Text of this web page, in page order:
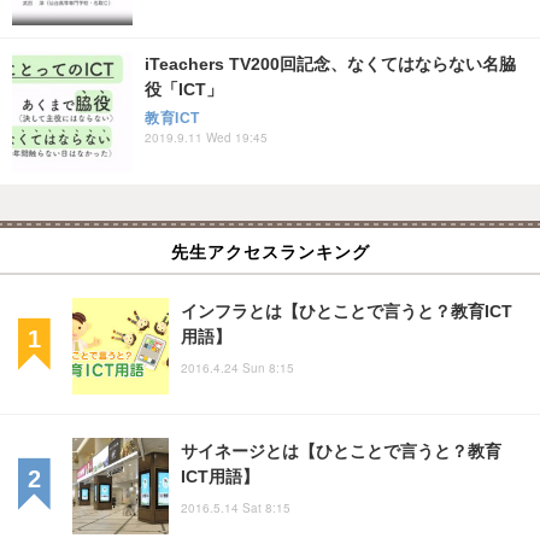
iTeachers TV200回記念、なくてはならない名脇
役「ICT」
教育ICT
2019.9.11 Wed 19:45
先生アクセスランキング
インフラとは【ひとことで言うと？教育ICT
用語】
2016.4.24 Sun 8:15
サイネージとは【ひとことで言うと？教育
ICT用語】
2016.5.14 Sat 8:15